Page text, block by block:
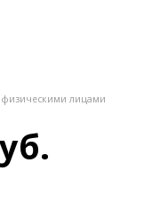
физическими лицами